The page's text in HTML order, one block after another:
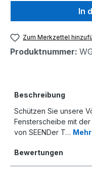
In
Zum Merkzettel
Produktnummer:
Beschreibung
Schützen Sie unsere
Fensterscheibe mit
von SEENDer T… Mehr
Bewertungen